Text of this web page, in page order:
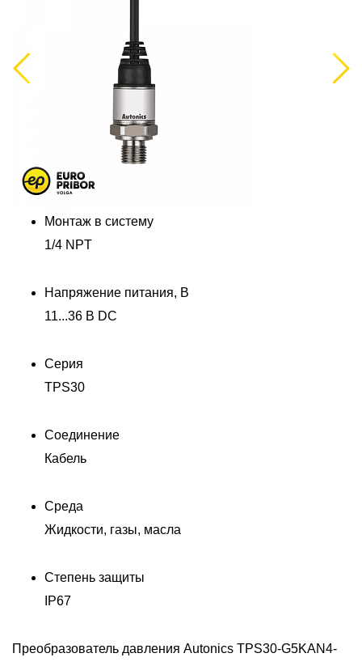
Previous
Монтаж в систему
1/4 NPT
Напряжение питания, В
11...36 В DC
Серия
TPS30
Соединение
Кабель
Среда
Жидкости, газы, масла
Степень защиты
IP67
Преобразователь давления Autonics TPS30-G5KAN4-
Next